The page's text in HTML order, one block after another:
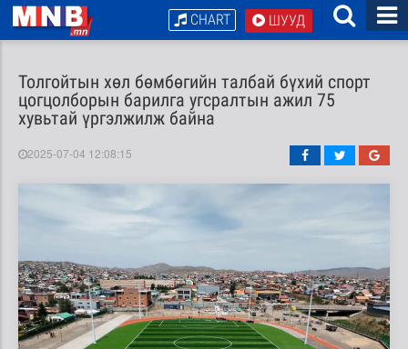
ШУУД
CHART
Толгойтын хөл бөмбөгийн талбай бүхий спорт
цогцолборын барилга угсралтын ажил 75
хувьтай үргэлжилж байна
2025-07-04 12:08:15